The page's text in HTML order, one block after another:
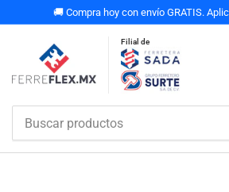
🚚 Compra hoy con envío GRATIS.
Filial de